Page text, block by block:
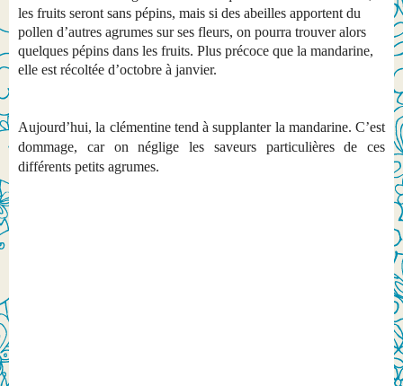
les fruits seront sans pépins, mais si des abeilles apportent du
pollen d’autres agrumes sur ses fleurs, on pourra trouver alors
quelques pépins dans les fruits. Plus précoce que la mandarine,
elle est récoltée d’octobre à janvier.
Aujourd’hui, la clémentine tend à supplanter la mandarine. C’est
dommage, car on néglige les saveurs particulières de ces
différents petits agrumes.